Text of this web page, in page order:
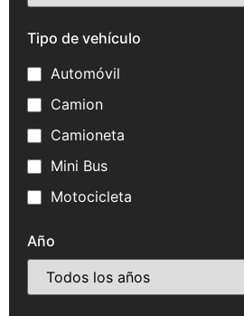
Tipo de vehículo
Automóvil
Camion
Camioneta
Mini Bus
Motocicleta
Año